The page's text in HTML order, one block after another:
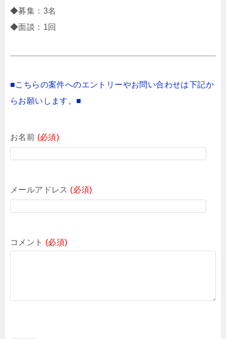
◆募集：3名
◆面談：1回
■こちらの案件へのエントリーやお問い合わせは下記か
らお願いします。■
お名前 (必須)
メールアドレス (必須)
コメント (必須)